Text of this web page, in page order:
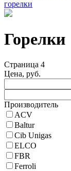
горелки
Горелки
Страница 4
Цена, руб.
Производитель
ACV
Baltur
Cib Unigas
ELCO
FBR
Ferroli